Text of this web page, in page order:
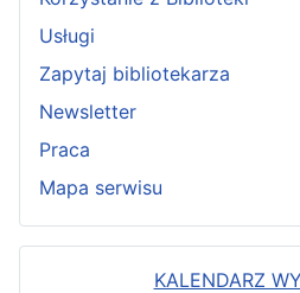
Usługi
Zapytaj bibliotekarza
Newsletter
Praca
Mapa serwisu
KALENDARZ